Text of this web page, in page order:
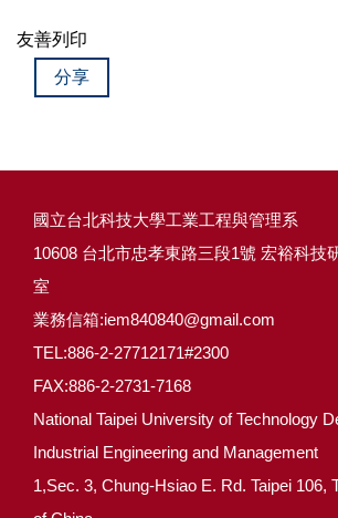
友善列印
分享
國立台北科技大學工業工程與管理系
10608 台北市忠孝東路三段1號 宏裕科技
室
業務信箱:iem840840@gmail.com
TEL:886-2-27712171#2300
FAX:886-2-2731-7168
National Taipei University of Technology
Industrial Engineering and Management
1,Sec. 3, Chung-Hsiao E. Rd. Taipei 106,